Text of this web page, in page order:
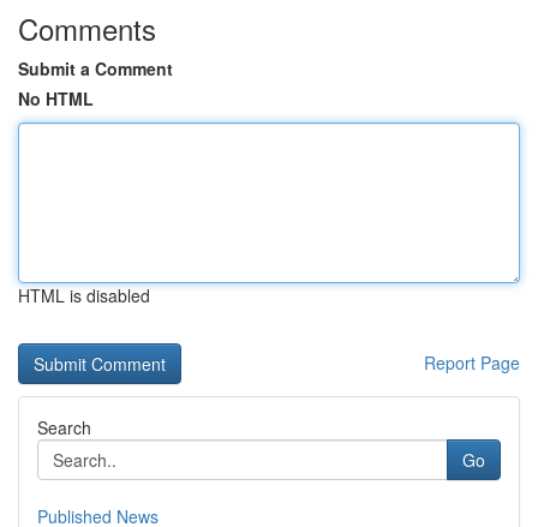
Comments
Submit a Comment
No HTML
HTML is disabled
Report Page
Search
Go
Published News